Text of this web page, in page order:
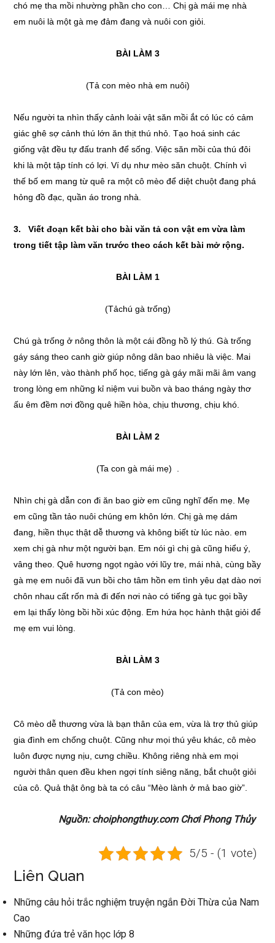
chó mẹ tha mồi nhường phần cho con… Chị gà mái mẹ nhà
em nuôi là một gà mẹ đảm đang và nuôi con giỏi.
BÀI LÀM 3
(Tả con mèo nhà em nuôi)
Nếu người ta nhìn thấy cảnh loài vật săn mồi ắt có lúc có cảm
giác ghê sợ cảnh thú lớn ăn thịt thú nhỏ. Tạo hoá sinh các
giống vật đều tự đấu tranh để sống. Việc săn mồi của thú đôi
khi là một tập tính có lợi. Ví dụ như mèo săn chuột. Chính vì
thế bố em mang từ quê ra một cô mèo để diệt chuột đang phá
hỏng đồ đạc, quần áo trong nhà.
3. Viết đoạn kết bài cho bài văn tả con vật em vừa làm
trong tiết tập làm văn trước theo cách kết bài mở rộng.
BÀI LÀM 1
(Tảchú gà trống)
Chú gà trống ở nông thôn là một cái đồng hồ lý thú. Gà trống
gáy sáng theo canh giờ giúp nông dân bao nhiêu là việc. Mai
này lớn lên, vào thành phố học, tiếng gà gáy mãi mãi âm vang
trong lòng em những kỉ niệm vui buồn và bao tháng ngày thơ
ấu êm đềm nơi đồng quê hiền hòa, chịu thương, chịu khó.
BÀI LÀM 2
(Ta con gà mái mẹ) .
Nhìn chị gà dẫn con đi ăn bao giờ em cũng nghĩ đến mẹ. Mẹ
em cũng tần tảo nuôi chúng em khôn lớn. Chị gà mẹ dám
đang, hiền thục thật dễ thương và không biết từ lúc nào. em
xem chị gà như một người bạn. Em nói gì chị gà cũng hiểu ý,
vâng theo. Quê hương ngọt ngào với lũy tre, mái nhà, cùng bầy
gà mẹ em nuôi đã vun bồi cho tâm hồn em tình yêu dạt dào nơi
chôn nhau cất rốn mà đi đến nơi nào có tiếng gà tục gọi bầy
em lại thấy lòng bồi hồi xúc động. Em hứa học hành thật giỏi để
mẹ em vui lòng.
BÀI LÀM 3
(Tả con mèo)
Cô mèo dễ thương vừa là bạn thân của em, vừa là trợ thủ giúp
gia đình em chống chuột. Cũng như mọi thú yêu khác, cô mèo
luôn được nựng nịu, cưng chiều. Không riêng nhà em mọi
người thân quen đều khen ngợi tính siêng năng, bắt chuột giỏi
của cô. Quả thật ông bà ta có câu “Mèo lành ở mả bao giờ”.
Nguồn: choiphongthuy.com Chơi Phong Thủy
5/5 - (1 vote)
Liên Quan
Những câu hỏi trắc nghiệm truyện ngắn Đời Thừa của Nam
Cao
Những đứa trẻ văn học lớp 8